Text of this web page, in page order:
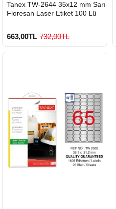
GÖNDERİ
900 TL Üzeri Kargo Ücretsiz
Tanex TW-2644 35x12 mm Sarı
Floresan Laser Etiket 100 Lü
663,00TL 732,00TL